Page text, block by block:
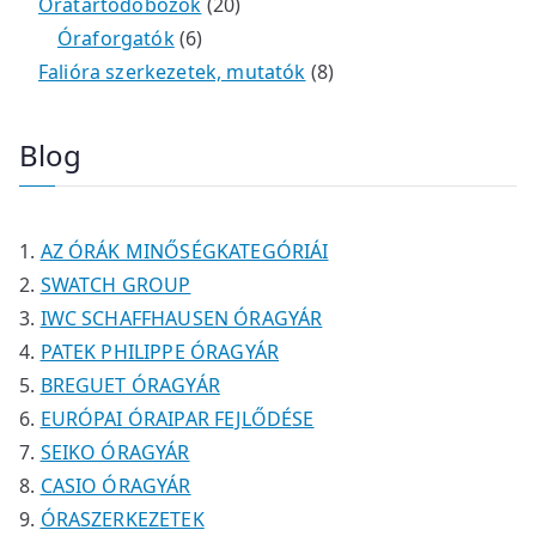
é
k
é
é
m
t
e
t
e
t
k
Óraforgatók 66
t
k
Falióra szerkezetek, mutatók 88
é
Blog
AZ ÓRÁK MINŐSÉGKATEGÓRIÁI
SWATCH GROUP
IWC SCHAFFHAUSEN ÓRAGYÁR
PATEK PHILIPPE ÓRAGYÁR
BREGUET ÓRAGYÁR
EURÓPAI ÓRAIPAR FEJLŐDÉSE
SEIKO ÓRAGYÁR
CASIO ÓRAGYÁR
ÓRASZERKEZETEK